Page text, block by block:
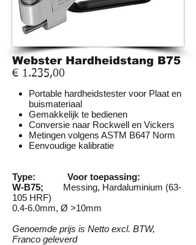
Webster Hardheidstang B75
€ 1.235,00
Portable hardheidstester voor Plaat en
buismateriaal
Gemakkelijk te bedienen
Conversie naar Rockwell en Vickers
Metingen volgens ASTM B647 Norm
Eenvoudige kalibratie
Type: Voor toepassing:
W-B75; Messing, Hardaluminium (63-
105 HRF)
0.4-6.0mm, Ø >10mm
Genoemde prijs is Netto excl. BTW,
Franco geleverd